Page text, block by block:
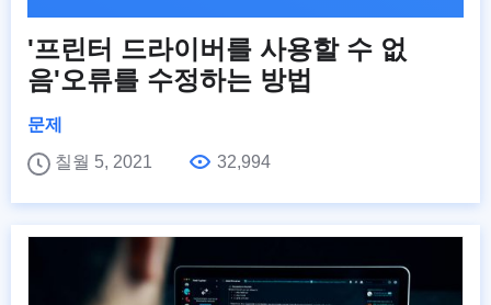
'프린터 드라이버를 사용할 수 없
음'오류를 수정하는 방법
문제
칠월 5, 2021
32,994